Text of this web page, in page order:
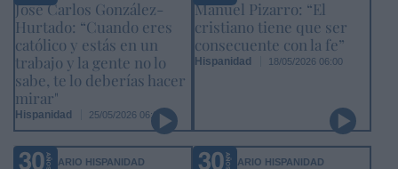
José Carlos González-
Hurtado: “Cuando eres
católico y estás en un
trabajo y la gente no lo
sabe, te lo deberías hacer
mirar"
Hispanidad 25/05/2026 06:00
Manuel Pizarro: “El
cristiano tiene que ser
consecuente con la fe”
Hispanidad 18/05/2026 06:00
ANIVERSARIO HISPANIDAD ANIVERSARIO HISPANIDAD